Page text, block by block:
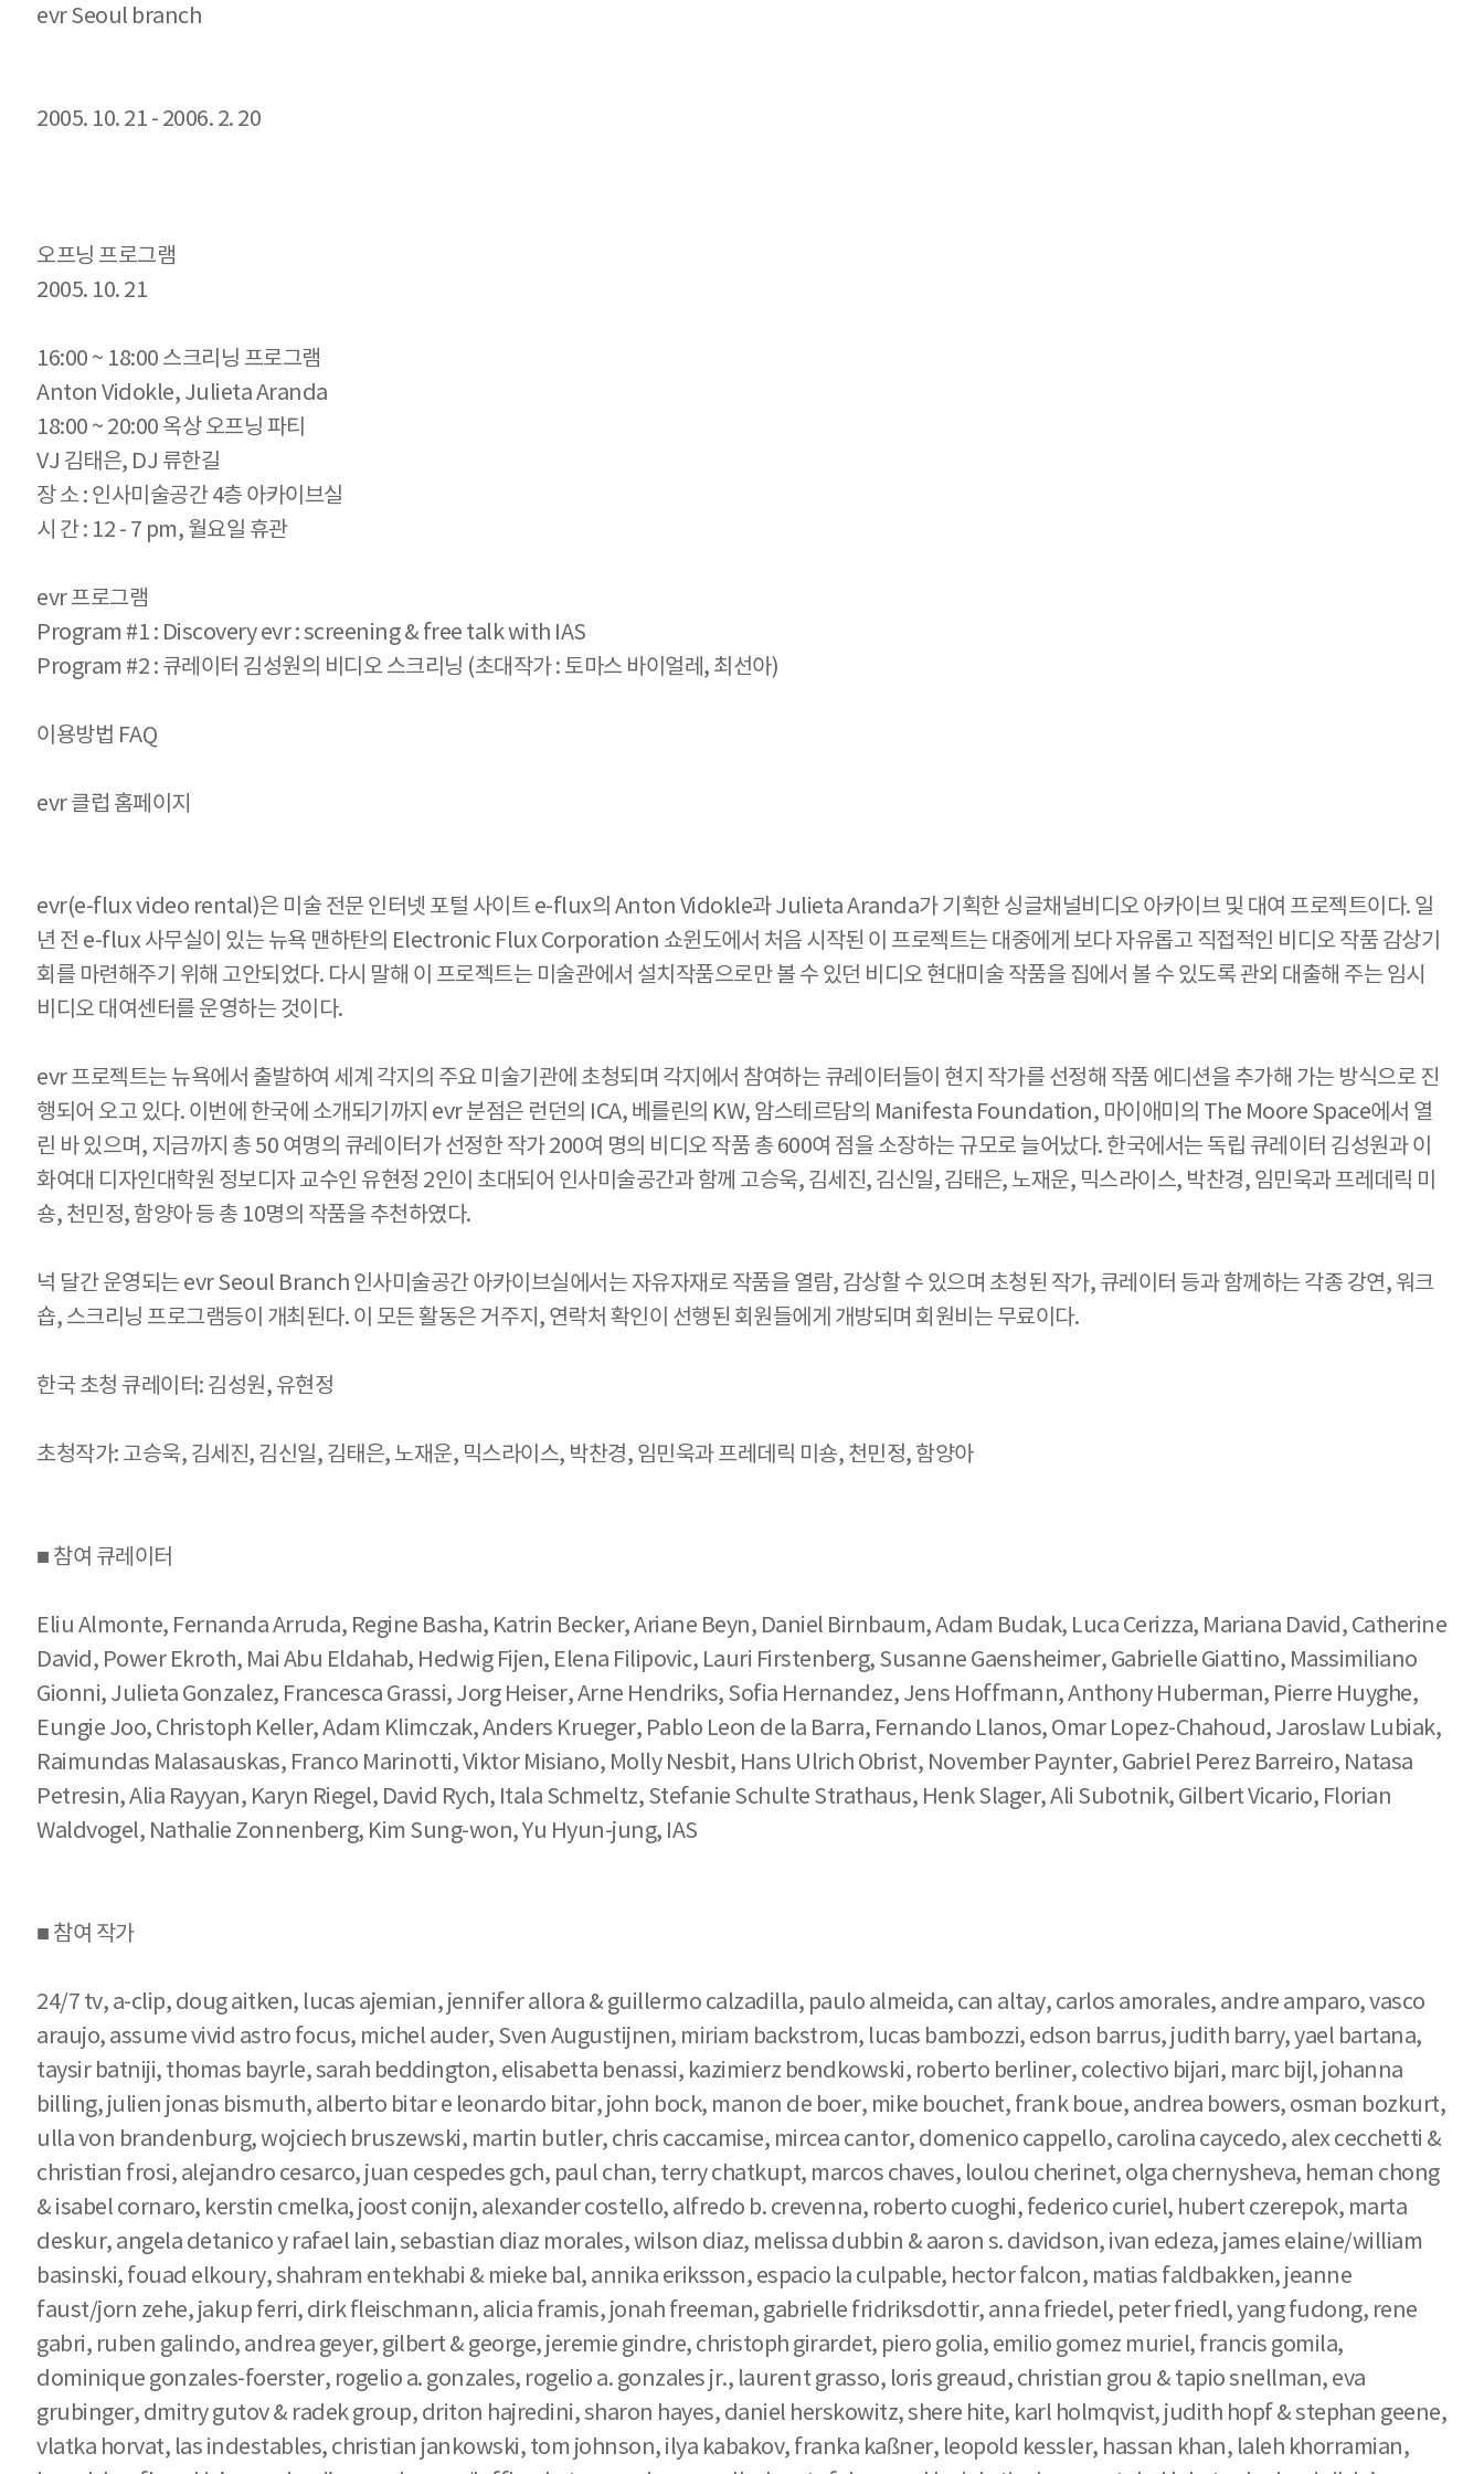
evr Seoul branch
2005. 10. 21 - 2006. 2. 20
오프닝 프로그램
2005. 10. 21
16:00 ~ 18:00 스크리닝 프로그램
Anton Vidokle, Julieta Aranda
18:00 ~ 20:00 옥상 오프닝 파티
VJ 김태은, DJ 류한길
장 소 : 인사미술공간 4층 아카이브실
시 간 : 12 - 7 pm, 월요일 휴관
evr 프로그램
Program #1 : Discovery evr : screening & free talk with IAS
Program #2 : 큐레이터 김성원의 비디오 스크리닝 (초대작가 : 토마스 바이얼레, 최선아)
이용방법 FAQ
evr 클럽 홈페이지
evr(e-flux video rental)은 미술 전문 인터넷 포털 사이트 e-flux의 Anton Vidokle과 Julieta Aranda가 기획한 싱글채널비디오 아카이브 및 대여 프로젝트이다. 일
년 전 e-flux 사무실이 있는 뉴욕 맨하탄의 Electronic Flux Corporation 쇼윈도에서 처음 시작된 이 프로젝트는 대중에게 보다 자유롭고 직접적인 비디오 작품 감상기
회를 마련해주기 위해 고안되었다. 다시 말해 이 프로젝트는 미술관에서 설치작품으로만 볼 수 있던 비디오 현대미술 작품을 집에서 볼 수 있도록 관외 대출해 주는 임시
비디오 대여센터를 운영하는 것이다.
evr 프로젝트는 뉴욕에서 출발하여 세계 각지의 주요 미술기관에 초청되며 각지에서 참여하는 큐레이터들이 현지 작가를 선정해 작품 에디션을 추가해 가는 방식으로 진
행되어 오고 있다. 이번에 한국에 소개되기까지 evr 분점은 런던의 ICA, 베를린의 KW, 암스테르담의 Manifesta Foundation, 마이애미의 The Moore Space에서 열
린 바 있으며, 지금까지 총 50 여명의 큐레이터가 선정한 작가 200여 명의 비디오 작품 총 600여 점을 소장하는 규모로 늘어났다. 한국에서는 독립 큐레이터 김성원과 이
화여대 디자인대학원 정보디자 교수인 유현정 2인이 초대되어 인사미술공간과 함께 고승욱, 김세진, 김신일, 김태은, 노재운, 믹스라이스, 박찬경, 임민욱과 프레데릭 미
숑, 천민정, 함양아 등 총 10명의 작품을 추천하였다.
넉 달간 운영되는 evr Seoul Branch 인사미술공간 아카이브실에서는 자유자재로 작품을 열람, 감상할 수 있으며 초청된 작가, 큐레이터 등과 함께하는 각종 강연, 워크
숍, 스크리닝 프로그램등이 개최된다. 이 모든 활동은 거주지, 연락처 확인이 선행된 회원들에게 개방되며 회원비는 무료이다.
한국 초청 큐레이터: 김성원, 유현정
초청작가: 고승욱, 김세진, 김신일, 김태은, 노재운, 믹스라이스, 박찬경, 임민욱과 프레데릭 미숑, 천민정, 함양아
■ 참여 큐레이터
Eliu Almonte, Fernanda Arruda, Regine Basha, Katrin Becker, Ariane Beyn, Daniel Birnbaum, Adam Budak, Luca Cerizza, Mariana David, Catherine
David, Power Ekroth, Mai Abu Eldahab, Hedwig Fijen, Elena Filipovic, Lauri Firstenberg, Susanne Gaensheimer, Gabrielle Giattino, Massimiliano
Gionni, Julieta Gonzalez, Francesca Grassi, Jorg Heiser, Arne Hendriks, Sofia Hernandez, Jens Hoffmann, Anthony Huberman, Pierre Huyghe,
Eungie Joo, Christoph Keller, Adam Klimczak, Anders Krueger, Pablo Leon de la Barra, Fernando Llanos, Omar Lopez-Chahoud, Jaroslaw Lubiak,
Raimundas Malasauskas, Franco Marinotti, Viktor Misiano, Molly Nesbit, Hans Ulrich Obrist, November Paynter, Gabriel Perez Barreiro, Natasa
Petresin, Alia Rayyan, Karyn Riegel, David Rych, Itala Schmeltz, Stefanie Schulte Strathaus, Henk Slager, Ali Subotnik, Gilbert Vicario, Florian
Waldvogel, Nathalie Zonnenberg, Kim Sung-won, Yu Hyun-jung, IAS
■ 참여 작가
24/7 tv, a-clip, doug aitken, lucas ajemian, jennifer allora & guillermo calzadilla, paulo almeida, can altay, carlos amorales, andre amparo, vasco
araujo, assume vivid astro focus, michel auder, Sven Augustijnen, miriam backstrom, lucas bambozzi, edson barrus, judith barry, yael bartana,
taysir batniji, thomas bayrle, sarah beddington, elisabetta benassi, kazimierz bendkowski, roberto berliner, colectivo bijari, marc bijl, johanna
billing, julien jonas bismuth, alberto bitar e leonardo bitar, john bock, manon de boer, mike bouchet, frank boue, andrea bowers, osman bozkurt,
ulla von brandenburg, wojciech bruszewski, martin butler, chris caccamise, mircea cantor, domenico cappello, carolina caycedo, alex cecchetti &
christian frosi, alejandro cesarco, juan cespedes gch, paul chan, terry chatkupt, marcos chaves, loulou cherinet, olga chernysheva, heman chong
& isabel cornaro, kerstin cmelka, joost conijn, alexander costello, alfredo b. crevenna, roberto cuoghi, federico curiel, hubert czerepok, marta
deskur, angela detanico y rafael lain, sebastian diaz morales, wilson diaz, melissa dubbin & aaron s. davidson, ivan edeza, james elaine/william
basinski, fouad elkoury, shahram entekhabi & mieke bal, annika eriksson, espacio la culpable, hector falcon, matias faldbakken, jeanne
faust/jorn zehe, jakup ferri, dirk fleischmann, alicia framis, jonah freeman, gabrielle fridriksdottir, anna friedel, peter friedl, yang fudong, rene
gabri, ruben galindo, andrea geyer, gilbert & george, jeremie gindre, christoph girardet, piero golia, emilio gomez muriel, francis gomila,
dominique gonzales-foerster, rogelio a. gonzales, rogelio a. gonzales jr., laurent grasso, loris greaud, christian grou & tapio snellman, eva
grubinger, dmitry gutov & radek group, driton hajredini, sharon hayes, daniel herskowitz, shere hite, karl holmqvist, judith hopf & stephan geene,
vlatka horvat, las indestables, christian jankowski, tom johnson, ilya kabakov, franka kaßner, leopold kessler, hassan khan, laleh khorramian,